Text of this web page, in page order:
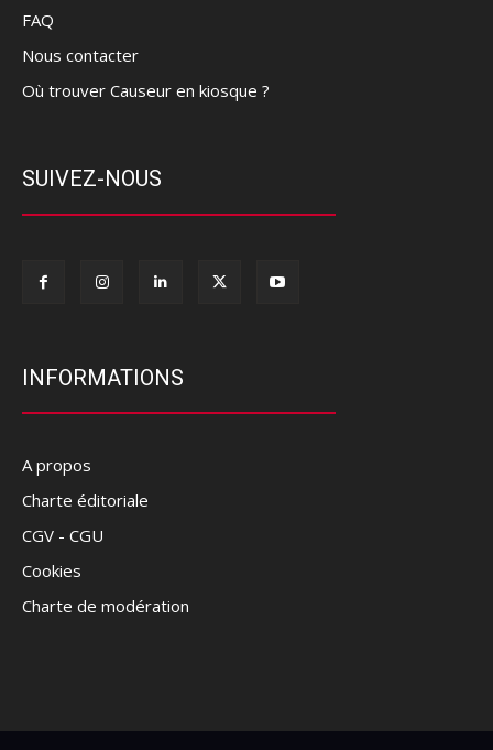
FAQ
Nous contacter
Où trouver Causeur en kiosque ?
SUIVEZ-NOUS
INFORMATIONS
A propos
Charte éditoriale
CGV - CGU
Cookies
Charte de modération